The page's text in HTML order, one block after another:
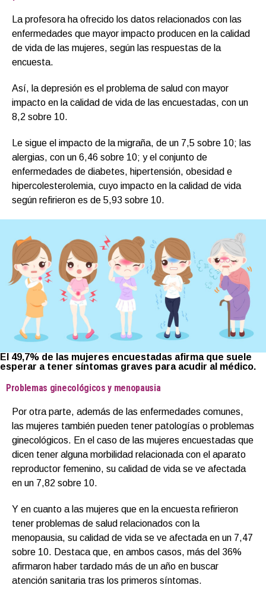
La profesora ha ofrecido los datos relacionados con las
enfermedades que mayor impacto producen en la calidad
de vida de las mujeres, según las respuestas de la
encuesta.
Así, la depresión es el problema de salud con mayor
impacto en la calidad de vida de las encuestadas, con un
8,2 sobre 10.
Le sigue el impacto de la migraña, de un 7,5 sobre 10; las
alergias, con un 6,46 sobre 10; y el conjunto de
enfermedades de diabetes, hipertensión, obesidad e
hipercolesterolemia, cuyo impacto en la calidad de vida
según refirieron es de 5,93 sobre 10.
El 49,7% de las mujeres encuestadas afirma que suele
esperar a tener síntomas graves para acudir al médico.
Problemas ginecológicos y menopausia
Por otra parte, además de las enfermedades comunes,
las mujeres también pueden tener patologías o problemas
ginecológicos. En el caso de las mujeres encuestadas que
dicen tener alguna morbilidad relacionada con el aparato
reproductor femenino, su calidad de vida se ve afectada
en un 7,82 sobre 10.
Y en cuanto a las mujeres que en la encuesta refirieron
tener problemas de salud relacionados con la
menopausia, su calidad de vida se ve afectada en un 7,47
sobre 10. Destaca que, en ambos casos, más del 36%
afirmaron haber tardado más de un año en buscar
atención sanitaria tras los primeros síntomas.